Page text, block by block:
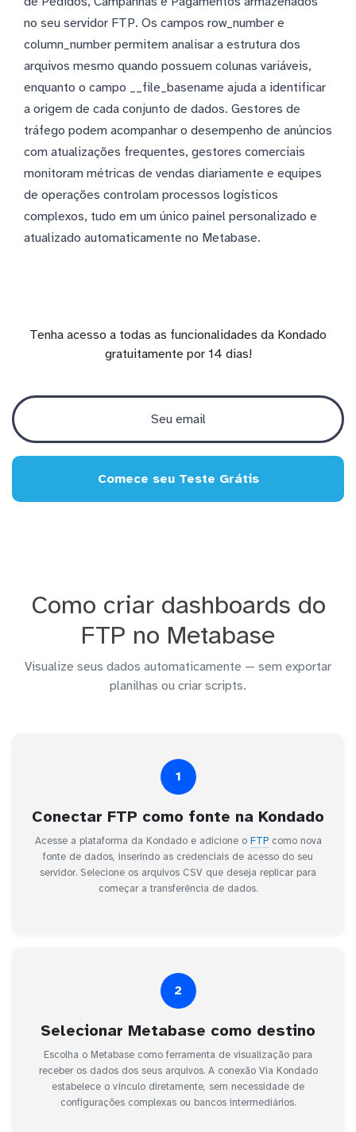
no seu servidor FTP. Os campos row_number e
column_number permitem analisar a estrutura dos
arquivos mesmo quando possuem colunas variáveis,
enquanto o campo __file_basename ajuda a identificar
a origem de cada conjunto de dados. Gestores de
tráfego podem acompanhar o desempenho de anúncios
com atualizações frequentes, gestores comerciais
monitoram métricas de vendas diariamente e equipes
de operações controlam processos logísticos
complexos, tudo em um único painel personalizado e
atualizado automaticamente no Metabase.
Tenha acesso a todas as funcionalidades da Kondado
gratuitamente por 14 dias!
Comece seu Teste Grátis
Como criar dashboards do
FTP no Metabase
Visualize seus dados automaticamente — sem exportar
planilhas ou criar scripts.
1
Conectar FTP como fonte na Kondado
Acesse a plataforma da Kondado e adicione o FTPcomo nova
fonte de dados, inserindo as credenciais de acesso do seu
servidor. Selecione os arquivos CSV que deseja replicar para
começar a transferência de dados.
2
Selecionar Metabase como destino
Escolha o Metabase como ferramenta de visualização para
receber os dados dos seus arquivos. A conexão Via Kondado
estabelece o vínculo diretamente, sem necessidade de
configurações complexas ou bancos intermediários.